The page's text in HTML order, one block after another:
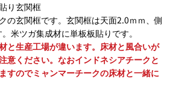
り玄関框
の玄関框です。玄関框は天面2.0ｍｍ、側
米ツガ集成材に単板板貼りです。
と生産工場が違います。床材と風合いが
意ください。なおインドネシアチークと
すのでミャンマーチークの床材と一緒に